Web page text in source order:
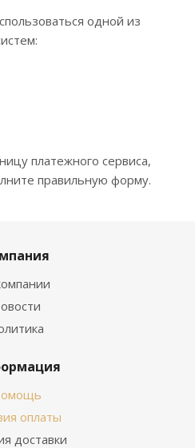
одной из
платежного сервиса,
правильную форму.
оплаты
доставки